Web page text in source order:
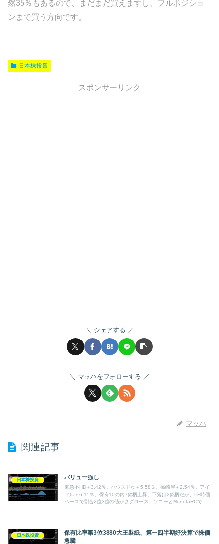
然35％もあるので、まだまだ買えますし、フルポジショ
ンまで買う方向です。
日本株投資
スポンサーリンク
シェアする
マッハをフォローする
マッハ
関連記事
日本株投資 バリュー強し
東急不HD＋3.42％。ハウスドゥ＋5.58％。篠崎屋＋2.54％。アイ
フル＋6.11％。保有10の内7銘柄上昇。下落は2銘柄だが、PF時価
ベースで割合2位3位の値がさグロース、ソニーとMonotaROで下
日本株投資
保有比率第3位3880大王製紙、第一四半期好決算で株価
急騰